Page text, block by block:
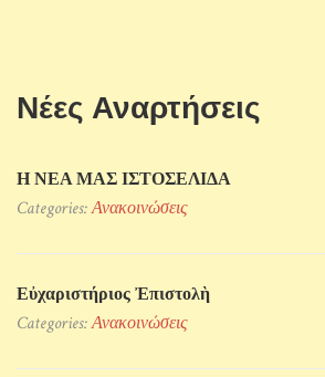
Νέες Αναρτήσεις
Η ΝΕΑ ΜΑΣ ΙΣΤΟΣΕΛΙΔΑ
Categories:Ανακοινώσεις
Εὐχαριστήριος Ἐπιστολὴ
Categories:Ανακοινώσεις